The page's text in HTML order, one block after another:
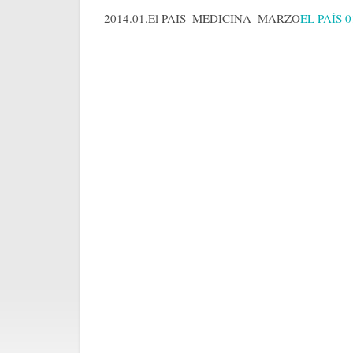
2014.01.El PAIS_MEDICINA_MARZOEL PAÍS